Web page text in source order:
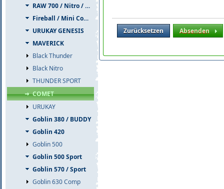
RAW 700 / Nitro / PIUMA
Fireball / Mini Comet
URUKAY GENESIS
MAVERICK
Black Thunder
Black Nitro
THUNDER SPORT
COMET
URUKAY
Goblin 380 / BUDDY
Goblin 420
Goblin 500
Goblin 500 Sport
Goblin 570 / Sport
Goblin 630 Comp
Zurücksetzen Absenden